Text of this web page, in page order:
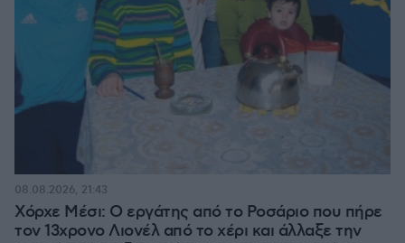
Χόρχε Μέσι: Ο εργάτης από το Ροσάριο που πήρε
τον 13χρονο Λιονέλ από το χέρι και άλλαξε την
08.08.2026, 21:43